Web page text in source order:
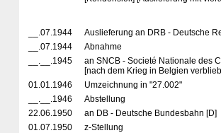
__.07.1944
Auslieferung an DRB - Deutsche
__.07.1944
Abnahme
__.__.1945
an SNCB - Societé Nationale des
[nach dem Krieg in Belgien
01.01.1946
Umzeichnung in "27.002"
__.__.1946
Abstellung
22.06.1950
an DB - Deutsche Bundesbahn [D]
01.07.1950
z-Stellung